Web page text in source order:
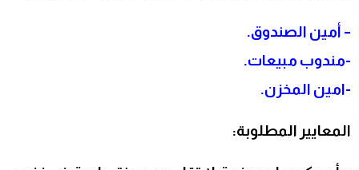
– أمين الصندوق.
-مندوب مبيعات.
-امين المخزن.
المعايير المطلوبة: